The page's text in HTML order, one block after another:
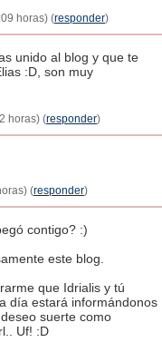
horas) (responder)
unido al blog y que te
:D, son muy
horas) (responder)
(responder)
contigo? :)
este blog.
que Idrialis y tú
día estará informándonos
suerte como
Uf! :D